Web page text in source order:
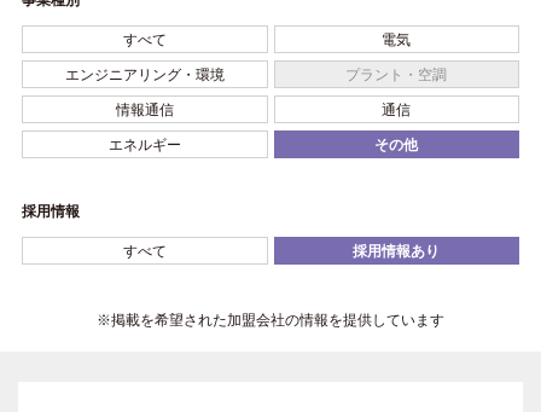
すべて 電気
エンジニアリング・環境 プラント・空調
情報通信 通信
エネルギー その他
採用情報
すべて 採用情報あり
※掲載を希望された加盟会社の情報を提供しています